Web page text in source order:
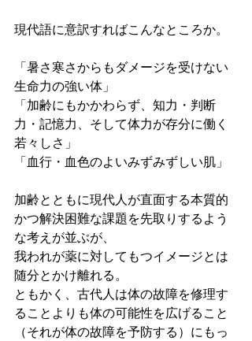
現代語に意訳すればこんなところか。
「暑さ寒さからもダメージを受けない
生命力の強い体」
「加齢にもかかわらず、知力・判断
力・記憶力、そして体力が存分に働く
若々しさ」
「血行・血色のよいみずみずしい肌」
加齢とともに現代人が直面する本質的
かつ解決困難な課題を先取りするよう
な考えが並ぶが、
我われが薬に対してもつイメージとは
随分とかけ離れる。
ともかく、古代人は体の故障を修理す
ることよりも体の可能性を広げること
（それが体の故障を予防する）にもっ